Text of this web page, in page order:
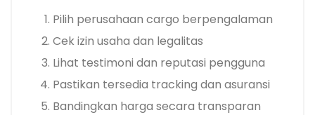
Pilih perusahaan cargo berpengalaman
Cek izin usaha dan legalitas
Lihat testimoni dan reputasi pengguna
Pastikan tersedia tracking dan asuransi
Bandingkan harga secara transparan